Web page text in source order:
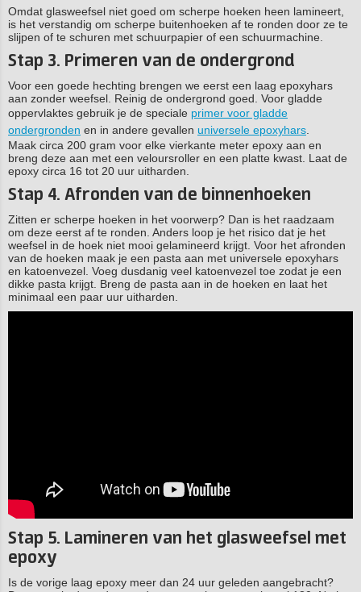
Omdat glasweefsel niet goed om scherpe hoeken heen lamineert,
is het verstandig om scherpe buitenhoeken af te ronden door ze te
slijpen of te schuren met schuurpapier of een schuurmachine.
Stap 3. Primeren van de ondergrond
Voor een goede hechting brengen we eerst een laag epoxyhars
aan zonder weefsel. Reinig de ondergrond goed. Voor gladde
oppervlaktes gebruik je de speciale primer voor gladde
ondergronden en in andere gevallen universele epoxyhars
Maak circa 200 gram voor elke vierkante meter epoxy aan en
breng deze aan met een veloursroller en een platte kwast. Laat de
epoxy circa 16 tot 20 uur uitharden.
Stap 4. Afronden van de binnenhoeken
Zitten er scherpe hoeken in het voorwerp? Dan is het raadzaam
om deze eerst af te ronden. Anders loop je het risico dat je het
weefsel in de hoek niet mooi gelamineerd krijgt. Voor het afronden
van de hoeken maak je een pasta aan met universele epoxyhars
en katoenvezel. Voeg dusdanig veel katoenvezel toe zodat je een
dikke pasta krijgt. Breng de pasta aan in de hoeken en laat het
minimaal een paar uur uitharden.
Stap 5. Lamineren van het glasweefsel met
epoxy
Is de vorige laag epoxy meer dan 24 uur geleden aangebracht?